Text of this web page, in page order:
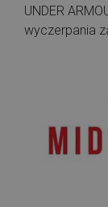
UNDER
wyczerpania